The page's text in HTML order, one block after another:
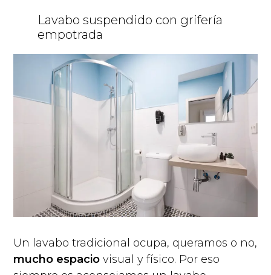
Lavabo suspendido con grifería
empotrada
Un lavabo tradicional ocupa, queramos o no,
mucho espacio visual y físico. Por eso